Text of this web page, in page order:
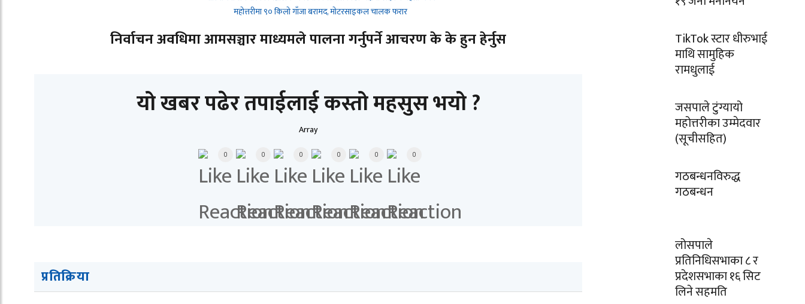
महोत्तरीमा ९० किलो गाँजा बरामद, मोटरसाइकल चालक फरार
निर्वाचन अवधिमा आमसञ्चार माध्यमले पालना गर्नुपर्ने आचरण के के हुन हेर्नुस
यो खबर पढेर तपाईलाई कस्तो महसुस भयो ?
Array
0 0 0 0 0 0
प्रतिक्रिया
TikTok स्टार धीरुभाई
माथि सामुहिक
रामधुलाई
जसपाले टुंग्यायो
महोत्तरीका उम्मेदवार
(सूचीसहित)
गठबन्धनविरुद्ध
गठबन्धन
लोसपाले
प्रतिनिधिसभाका ८ र
प्रदेशसभाका १६ सिट
लिने सहमति